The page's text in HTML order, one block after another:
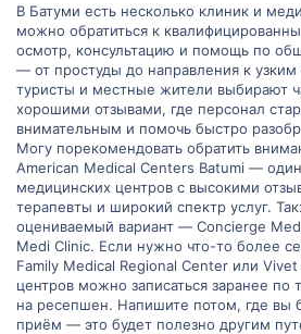
В Батуми есть несколько клиник и
можно обратиться к
осмотр, консультацию и помощь по
— от простуды до направления к
туристы и местные жители выбирают
хорошими отзывами, где персонал
внимательным и помочь быстро
Могу порекомендовать обратить
American Medical Centers Batumi —
медицинских центров с высокими
терапевты и широкий спектр услуг.
оцениваемый вариант — Concierge
Medi Clinic. Если нужно что-то более
Family Medical Regional Center или
центров можно записаться заранее
на ресепшен. Напишите потом, где вы
приём — это будет полезно другим